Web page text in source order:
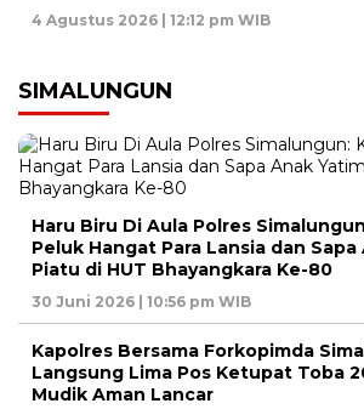
4 Agustus 2026 | 12:12 pm WIB
SIMALUNGUN
Haru Biru Di Aula Polres
Peluk Hangat Para Lansia dan Sapa
Piatu di HUT Bhayangkara Ke-80
30 Juni 2026 | 10:56 pm WIB
Kapolres Bersama Forkopimda
Langsung Lima Pos Ketupat Toba
Mudik Aman Lancar